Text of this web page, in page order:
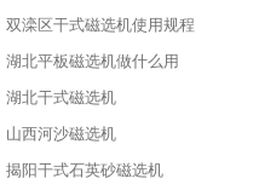
双滦区干式磁选机使用规程
湖北平板磁选机做什么用
湖北干式磁选机
山西河沙磁选机
揭阳干式石英砂磁选机